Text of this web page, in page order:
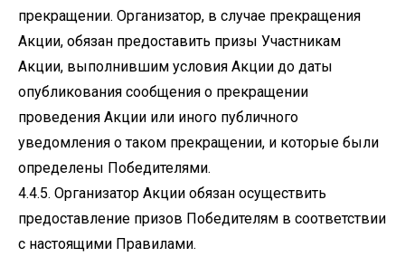
прекращении. Организатор, в случае прекращения
Акции, обязан предоставить призы Участникам
Акции, выполнившим условия Акции до даты
опубликования сообщения о прекращении
проведения Акции или иного публичного
уведомления о таком прекращении, и которые были
определены Победителями.
4.4.5. Организатор Акции обязан осуществить
предоставление призов Победителям в соответствии
с настоящими Правилами.